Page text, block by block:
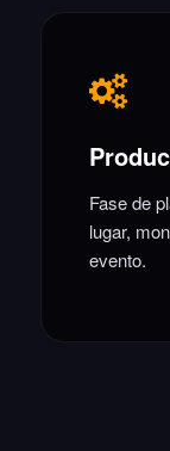
Fase de
lugar,
evento.